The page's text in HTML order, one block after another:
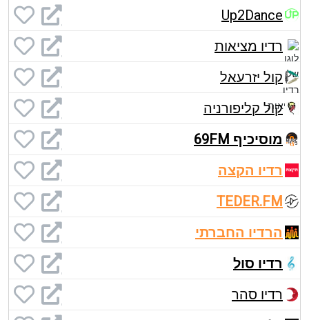
Up2Dance
רדיו מציאות
קול יזרעאל
קול קליפורניה
מוסיכיף 69FM
רדיו הקצה
TEDER.FM
הרדיו החברתי
רדיו סול
רדיו סהר